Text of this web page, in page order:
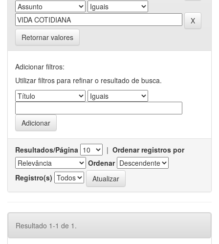
Retornar valores
Adicionar filtros:
Utilizar filtros para refinar o resultado de busca.
Resultados/Página | Ordenar registros por
Ordenar
Registro(s)
Resultado 1-1 de 1.